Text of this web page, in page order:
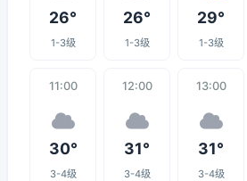
26°
1-3级
26°
1-3级
29°
1-3级
11:00
30°
3-4级
12:00
31°
3-4级
13:00
31°
3-4级